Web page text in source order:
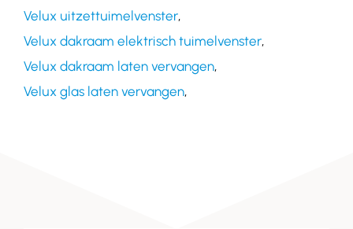
Velux uitzettuimelvenster,
Velux dakraam elektrisch tuimelvenster,
Velux dakraam laten vervangen,
Velux glas laten vervangen,